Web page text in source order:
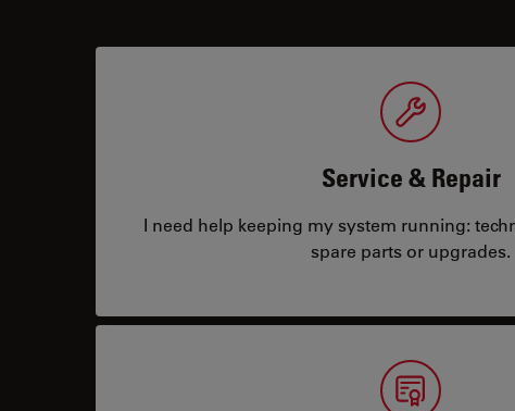
Service & Repair
I need help keeping my system running:
spare parts or upgrades.